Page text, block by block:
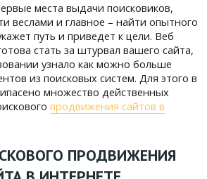
места выдачи поисковиков,
веслами и главное – найти опытного
путь и приведет к цели. Веб
стать за штурвал вашего сайта,
узнало как можно больше
из поисковых систем. Для этого в
множество действенных
продвижения сайтов в
ПРОДВИЖЕНИЯ